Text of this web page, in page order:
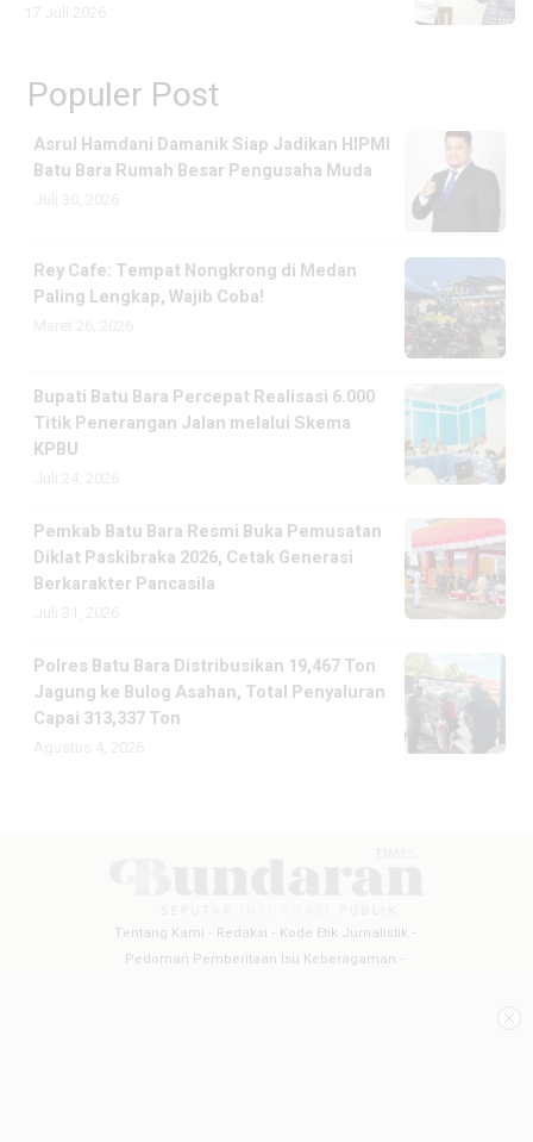
Populer Post
Asrul Hamdani Damanik Siap Jadikan HIPMI
Batu Bara Rumah Besar Pengusaha Muda
Rey Cafe: Tempat Nongkrong di Medan
Paling Lengkap, Wajib Coba!
Bupati Batu Bara Percepat Realisasi 6.000
Titik Penerangan Jalan melalui Skema
KPBU
Pemkab Batu Bara Resmi Buka Pemusatan
Diklat Paskibraka 2026, Cetak Generasi
Berkarakter Pancasila
Polres Batu Bara Distribusikan 19,467 Ton
Jagung ke Bulog Asahan, Total Penyaluran
Capai 313,337 Ton
Tentang Kami Redaksi
Kode Etik Jurnalistik
Pedoman Pemberitaan Isu Keberagaman